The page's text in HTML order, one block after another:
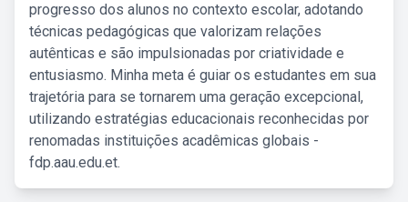
progresso dos alunos no contexto escolar, adotando
técnicas pedagógicas que valorizam relações
autênticas e são impulsionadas por criatividade e
entusiasmo. Minha meta é guiar os estudantes em sua
trajetória para se tornarem uma geração excepcional,
utilizando estratégias educacionais reconhecidas por
renomadas instituições acadêmicas globais -
fdp.aau.edu.et.